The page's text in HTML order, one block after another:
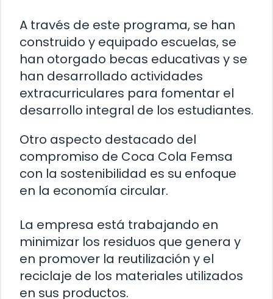
A través de este programa, se han
construido y equipado escuelas, se
han otorgado becas educativas y se
han desarrollado actividades
extracurriculares para fomentar el
desarrollo integral de los estudiantes.
Otro aspecto destacado del
compromiso de Coca Cola Femsa
con la sostenibilidad es su enfoque
en la economía circular.
La empresa está trabajando en
minimizar los residuos que genera y
en promover la reutilización y el
reciclaje de los materiales utilizados
en sus productos.